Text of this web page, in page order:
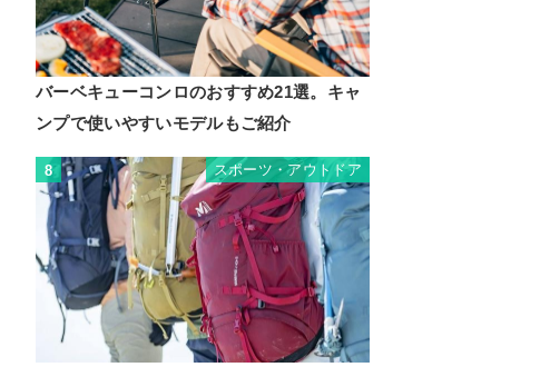
バーベキューコンロのおすすめ21選。キャ
ンプで使いやすいモデルもご紹介
8 スポーツ・アウトドア